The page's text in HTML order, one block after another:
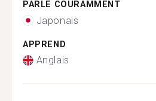
PARLE COURAMMENT
Japonais
APPREND
Anglais